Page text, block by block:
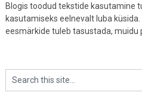
Blogis toodud tekstide kasutamine
kasutamiseks eelnevalt luba
eesmärkide tuleb tasustada, muidu